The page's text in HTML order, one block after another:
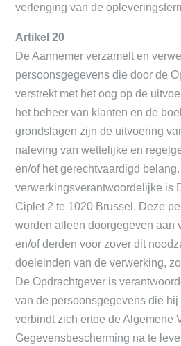
verlenging van de
Artikel 20
De Aannemer verzamelt en
persoonsgegevens die door de
verstrekt met het oog op de
het beheer van klanten en de
grondslagen zijn de uitvoering
naleving van wettelijke en
en/of het gerechtvaardigd
verwerkingsverantwoordelijke is
Ciplet 2 te 1020 Brussel. Deze
worden alleen doorgegeven aan
en/of derden voor zover dit
doeleinden van de verwerking,
De Opdrachtgever is
van de persoonsgegevens die hij
verbindt zich ertoe de Algemene
Gegevensbescherming na te